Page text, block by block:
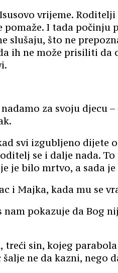
vrijeme.
I tada
slušaju, što ne
ih ne može prisiliti
za svoju
svi izgubljeno
se i dalje nada.
je bilo mrtvo, a sada
i Majka, kada mu se
pokazuje da Bog
sin, kojeg
šalje ne da kazni,